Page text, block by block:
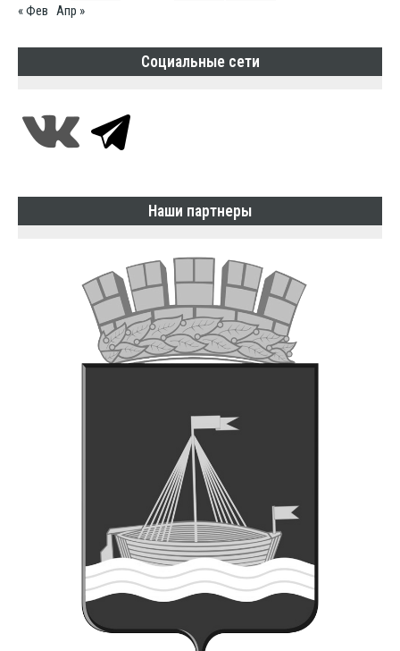
« Фев Апр »
Социальные сети
Наши партнеры